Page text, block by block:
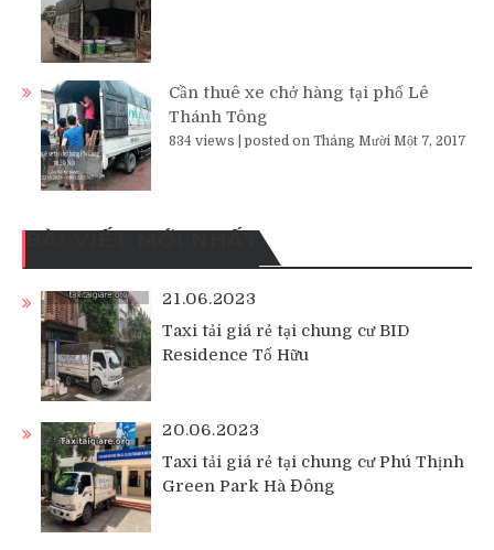
Cần thuê xe chở hàng tại phố Lê
Thánh Tông
834 views posted on Tháng Mười Một 7, 2017
BÀI VIẾT MỚI NHẤT
21.06.2023
Taxi tải giá rẻ tại chung cư BID
Residence Tố Hữu
20.06.2023
Taxi tải giá rẻ tại chung cư Phú Thịnh
Green Park Hà Đông